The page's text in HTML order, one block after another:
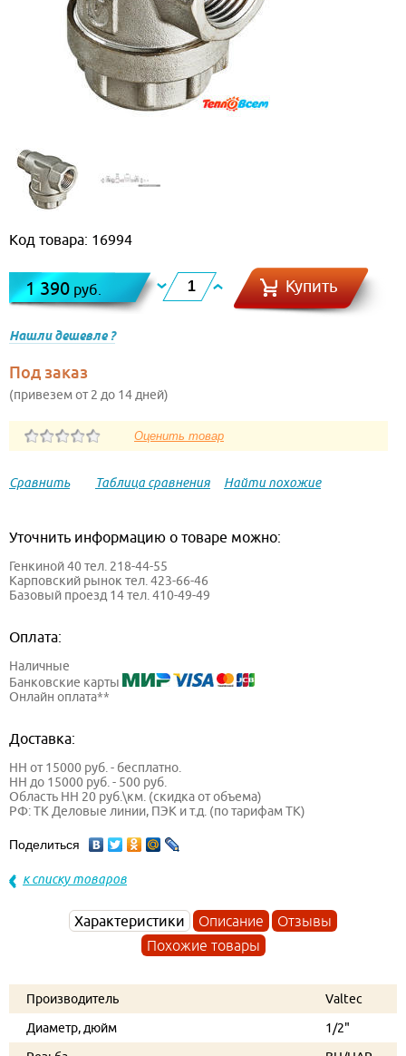
Код товара: 16994
1 390 руб. Купить
Нашли дешевле ?
Под заказ
(привезем от 2 до 14 дней)
Сравнить Таблица сравнения Найти похожие
Уточнить информацию о товаре можно:
Генкиной 40 тел. 218-44-55
Карповский рынок тел. 423-66-46
Базовый проезд 14 тел. 410-49-49
Оплата:
Наличные
Банковские карты
Онлайн оплата**
Доставка:
НН от 15000 руб. - бесплатно.
НН до 15000 руб. - 500 руб.
Область НН 20 руб.\км. (скидка от объема)
РФ: ТК Деловые линии, ПЭК и т.д. (по тарифам ТК)
Поделиться
к списку товаров
Характеристики Описание
Отзывы
Похожие товары
Производитель
Valtec
Диаметр, дюйм
1/2"